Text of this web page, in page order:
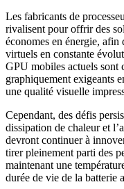
Les fabricants de
rivalisent pour offrir des
économes en énergie, afin
virtuels en constante
GPU mobiles actuels sont
graphiquement exigeants
une qualité visuelle
Cependant, des défis
dissipation de chaleur et
devront continuer à
tirer pleinement parti des
maintenant une
durée de vie de la batterie